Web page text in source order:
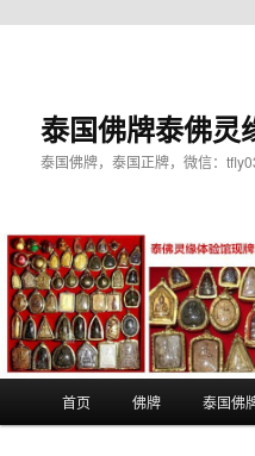
泰国佛牌泰佛灵
泰国佛牌，泰国正牌，微信：
首页 佛牌 泰国佛